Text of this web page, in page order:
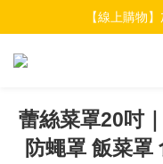
【線上購物
【線上購物
【線上購物】
蕾絲菜罩20吋
防蠅罩 飯菜罩